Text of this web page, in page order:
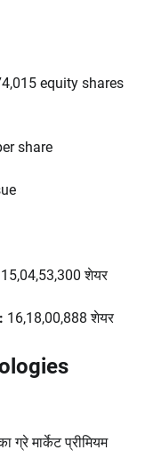
equity shares
share
15,04,53,300 शेयर
16,18,00,888 शेयर
ग्रे मार्केट प्रीमियम